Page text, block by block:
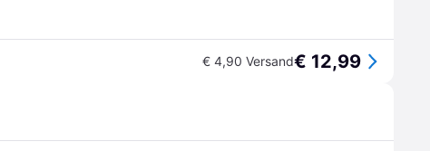
€ 4,90 Versand€ 12,99